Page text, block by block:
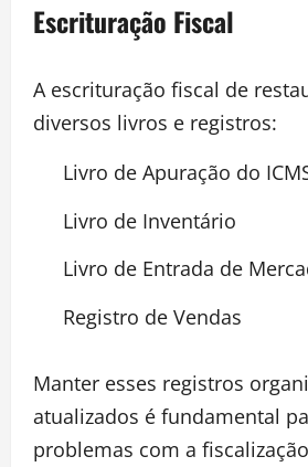
Escrituração Fiscal
A escrituração fiscal de
diversos livros e registros:
Livro de Apuração do
Livro de Inventário
Livro de Entrada de
Registro de Vendas
Manter esses registros
atualizados é fundamental
problemas com a